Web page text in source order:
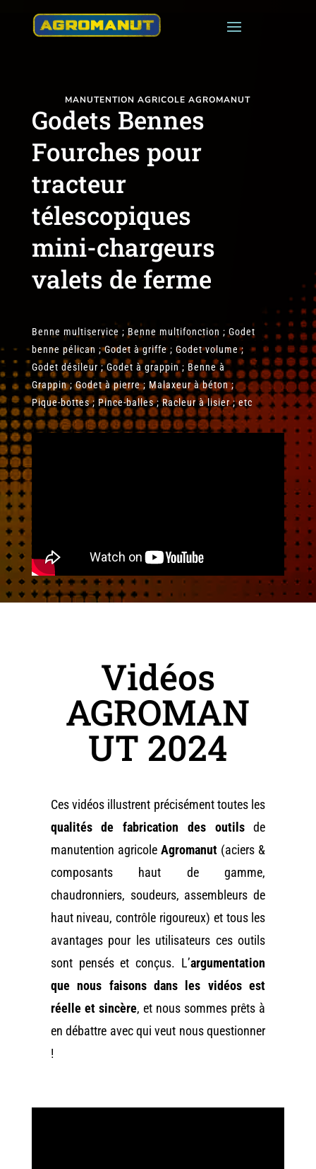
MANUTENTION AGRICOLE AGROMANUT
Godets Bennes
Fourches pour
tracteur
télescopiques
mini-chargeurs
valets de ferme
Benne multiservice ; Benne multifonction ; Godet
benne pélican ; Godet à griffe ; Godet volume ;
Godet désileur ; Godet à grappin ; Benne à
Grappin ; Godet à pierre ; Malaxeur à béton ;
Pique-bottes ; Pince-balles ; Racleur à lisier ; etc
Vidéos
AGROMAN
UT 2024
Ces vidéos illustrent précisément toutes les
qualités de fabrication des outilsde
manutention agricole Agromanut(aciers &
composants haut de gamme,
chaudronniers, soudeurs, assembleurs de
haut niveau, contrôle rigoureux) et tous les
avantages pour les utilisateurs ces outils
sont pensés et conçus. L’argumentation
que nous faisons dans les vidéos est
réelle et sincère, et nous sommes prêts à
en débattre avec qui veut nous questionner
!